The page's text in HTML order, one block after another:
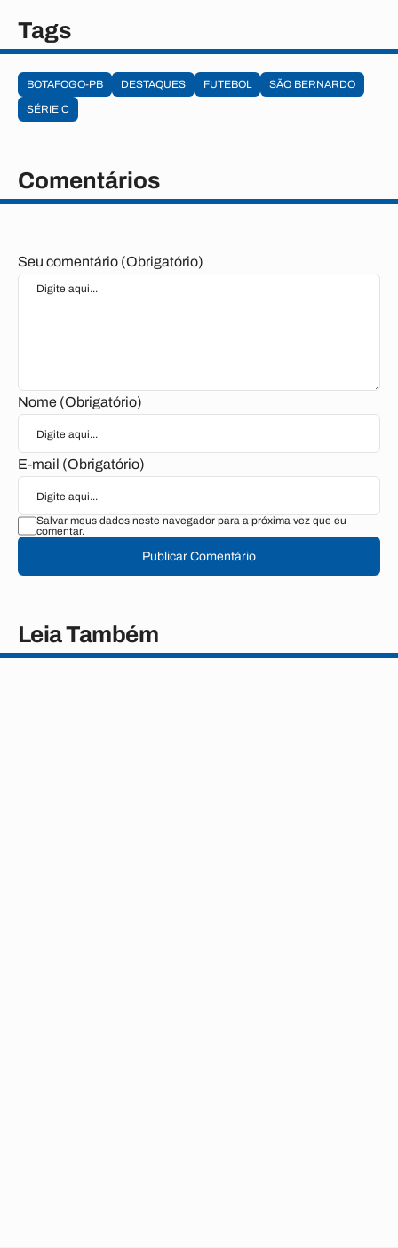
Tags
BOTAFOGO-PB DESTAQUES FUTEBOL
SÃO BERNARDO
SÉRIE C
Comentários
Seu comentário (Obrigatório)
Nome (Obrigatório)
E-mail (Obrigatório)
Salvar meus dados neste navegador para a próxima vez que eu
comentar.
Publicar Comentário
Leia Também